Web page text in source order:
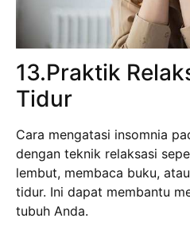
13.Praktik
Tidur
Cara mengatasi insomnia
dengan teknik relaksasi
lembut, membaca buku,
tidur. Ini dapat membantu
tubuh Anda.